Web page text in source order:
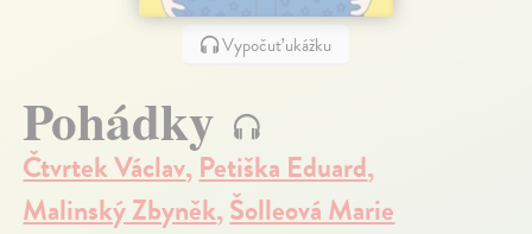
Vypočuť ukážku
Pohádky
Čtvrtek Václav,Petiška Eduard,
Malinský Zbyněk,Šolleová Marie